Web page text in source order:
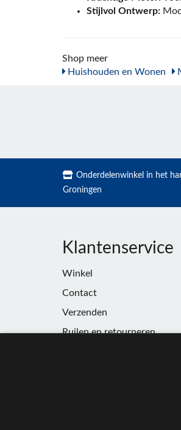
Stijlvol Ontwerp:
Shop meer
Huishouden en Wonen
Onderdelenwinkel in het
Groningen
Klantenservice
Winkel
Contact
Verzenden
Ruilen en retourneren